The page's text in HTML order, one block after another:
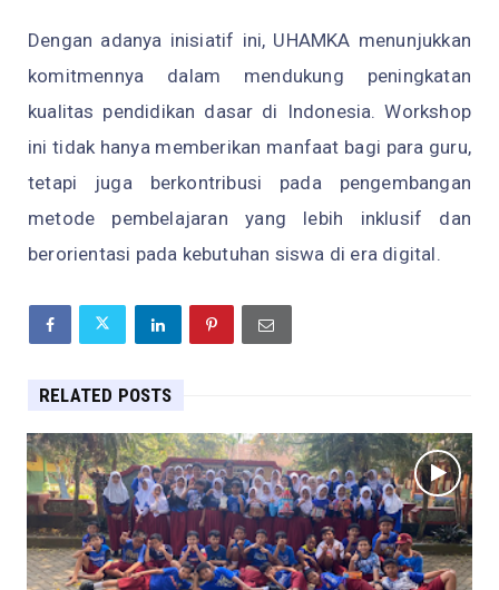
Dengan adanya inisiatif ini, UHAMKA menunjukkan
komitmennya dalam mendukung peningkatan
kualitas pendidikan dasar di Indonesia. Workshop
ini tidak hanya memberikan manfaat bagi para guru,
tetapi juga berkontribusi pada pengembangan
metode pembelajaran yang lebih inklusif dan
berorientasi pada kebutuhan siswa di era digital.
RELATED POSTS